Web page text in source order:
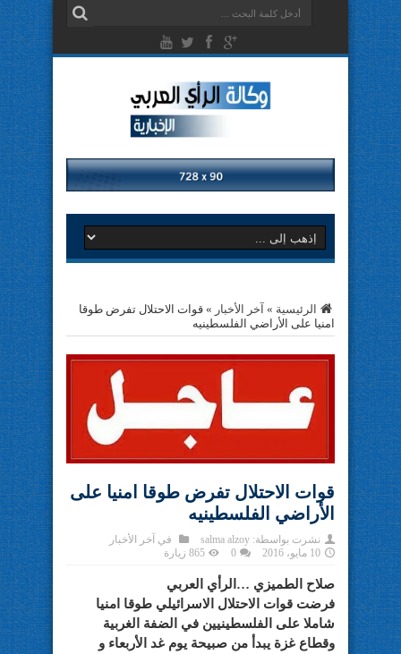
الرئيسية » آخر الأخبار » قوات الاحتلال تفرض طوقا
امنيا على الأراضي الفلسطينيه
قوات الاحتلال تفرض طوقا امنيا على
الأراضي الفلسطينيه
نشرت بواسطة: salma alzoy في آخر الأخبار
10 مايو، 2016
0 865 زيارة
صلاح الطميزي …الرأي العربي
فرضت قوات الاحتلال الاسرائيلي طوقا امنيا
شاملا على الفلسطينيين في الضفة الغربية
وقطاع غزة يبدأ من صبيحة يوم غد الأربعاء و